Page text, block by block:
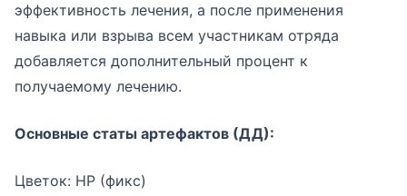
эффективность лечения, а после применения
навыка или взрыва всем участникам отряда
добавляется дополнительный процент к
получаемому лечению.
Основные статы артефактов (ДД):
Цветок: HP (фикс)